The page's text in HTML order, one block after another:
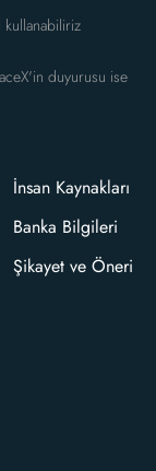
kullanabiliriz
duyurusu ise
İnsan Kaynakları
Banka Bilgileri
Şikayet ve Öneri